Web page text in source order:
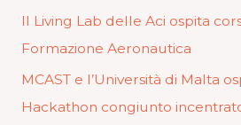
Il Living Lab delle Aci ospita
Formazione Aeronautica
MCAST e l’Università di Malta
Hackathon congiunto